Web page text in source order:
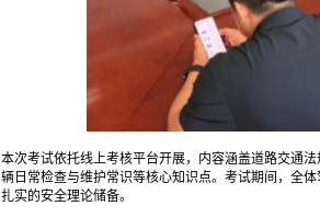
本次考试依托线上考核平台开展，内容涵盖道路交通
辆日常检查与维护常识等核心知识点。考试期间，全
扎实的安全理论储备。